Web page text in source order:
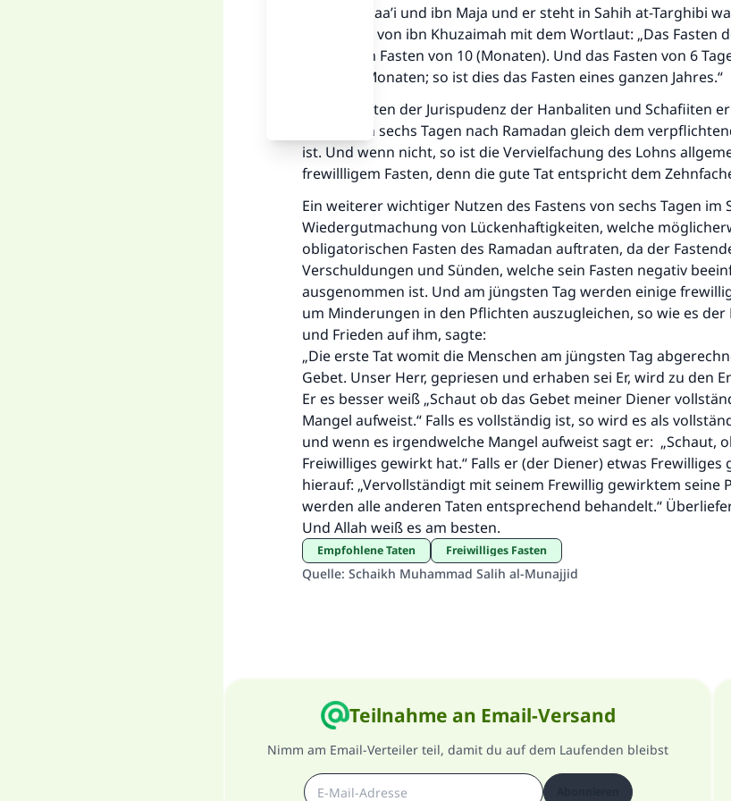
Bei An-Nasaa’i und ibn Maja und er steht in Sahih at-Targhibi
überliefert von ibn Khuzaimah mit dem Wortlaut: „Das Fasten
gleich dem Fasten von 10 (Monaten). Und das Fasten von 6
von zwei Monaten; so ist dies das Fasten eines ganzen Jahres.“
Die Gelehrten der Jurispudenz der Hanbaliten und Schafiiten
Fasten von sechs Tagen nach Ramadan gleich dem
ist. Und wenn nicht, so ist die Vervielfachung des Lohns
frewillligem Fasten, denn die gute Tat entspricht dem
Ein weiterer wichtiger Nutzen des Fastens von sechs Tagen im
Wiedergutmachung von Lückenhaftigkeiten, welche
obligatorischen Fasten des Ramadan auftraten, da der
Verschuldungen und Sünden, welche sein Fasten negativ
ausgenommen ist. Und am jüngsten Tag werden einige
um Minderungen in den Pflichten auszugleichen, so wie es der
und Frieden auf ihm, sagte:
„Die erste Tat womit die Menschen am jüngsten Tag
Gebet. Unser Herr, gepriesen und erhaben sei Er, wird zu den
Er es besser weiß „Schaut ob das Gebet meiner Diener
Mangel aufweist.“ Falls es vollständig ist, so wird es als
und wenn es irgendwelche Mangel aufweist sagt er: „Schaut,
Freiwilliges gewirkt hat.“ Falls er (der Diener) etwas
hierauf: „Vervollständigt mit seinem Frewillig gewirktem seine
werden alle anderen Taten entsprechend behandelt.“
Und Allah weiß es am besten.
Empfohlene Taten Freiwilliges Fasten
Quelle: Schaikh Muhammad Salih al-Munajjid
Teilnahme an Email-Versand
Nimm am Email-Verteiler teil, damit du auf dem Laufenden bleibst
Unterstütze die Arbeit von Islam
Der Prophet -Allahs Segen und Frieden auf
"Wer zum Guten aufruft, hat den Lohn
durchführt."
(MUSLIM 1893)